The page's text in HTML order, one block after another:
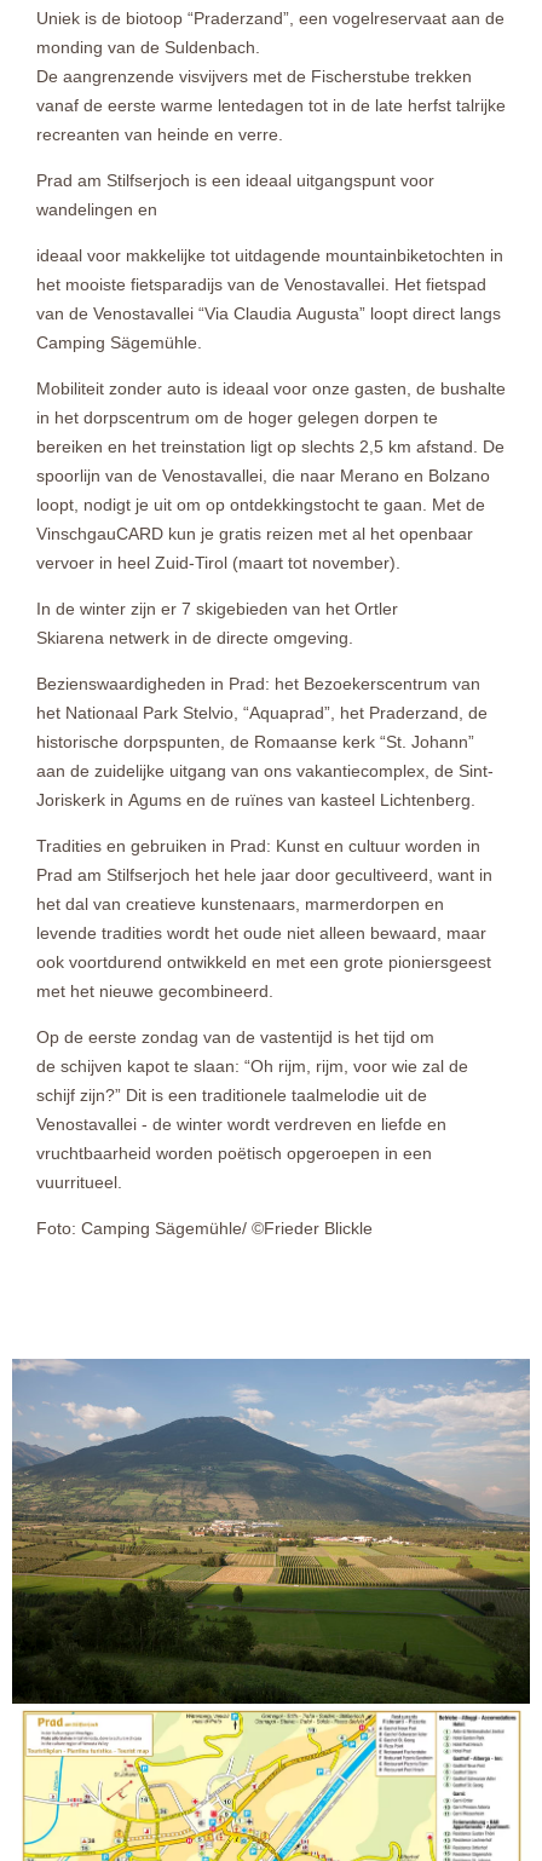
Uniek is de biotoop “Praderzand”, een vogelreservaat aan de
monding van de Suldenbach.
De aangrenzende visvijvers met de Fischerstube trekken
vanaf de eerste warme lentedagen tot in de late herfst talrijke
recreanten van heinde en verre.
Prad am Stilfserjoch is een ideaal uitgangspunt voor
wandelingen en
ideaal voor makkelijke tot uitdagende mountainbiketochten in
het mooiste fietsparadijs van de Venostavallei. Het fietspad
van de Venostavallei “Via Claudia Augusta” loopt direct langs
Camping Sägemühle.
Mobiliteit zonder auto is ideaal voor onze gasten, de bushalte
in het dorpscentrum om de hoger gelegen dorpen te
bereiken en het treinstation ligt op slechts 2,5 km afstand. De
spoorlijn van de Venostavallei, die naar Merano en Bolzano
loopt, nodigt je uit om op ontdekkingstocht te gaan. Met de
VinschgauCARD kun je gratis reizen met al het openbaar
vervoer in heel Zuid-Tirol (maart tot november).
In de winter zijn er 7 skigebieden van het Ortler
Skiarena netwerk in de directe omgeving.
Bezienswaardigheden in Prad: het Bezoekerscentrum van
het Nationaal Park Stelvio, “Aquaprad”, het Praderzand, de
historische dorpspunten, de Romaanse kerk “St. Johann”
aan de zuidelijke uitgang van ons vakantiecomplex, de Sint-
Joriskerk in Agums en de ruïnes van kasteel Lichtenberg.
Tradities en gebruiken in Prad: Kunst en cultuur worden in
Prad am Stilfserjoch het hele jaar door gecultiveerd, want in
het dal van creatieve kunstenaars, marmerdorpen en
levende tradities wordt het oude niet alleen bewaard, maar
ook voortdurend ontwikkeld en met een grote pioniersgeest
met het nieuwe gecombineerd.
Op de eerste zondag van de vastentijd is het tijd om
de schijven kapot te slaan: “Oh rijm, rijm, voor wie zal de
schijf zijn?” Dit is een traditionele taalmelodie uit de
Venostavallei - de winter wordt verdreven en liefde en
vruchtbaarheid worden poëtisch opgeroepen in een
vuurritueel.
Foto: Camping Sägemühle/ ©Frieder Blickle